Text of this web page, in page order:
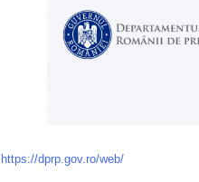
https://dprp.gov.ro/web/